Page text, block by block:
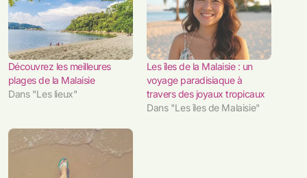
Découvrez les meilleures
plages de la Malaisie
Dans "Les lieux"
Les îles de la Malaisie : un
voyage paradisiaque à
travers des joyaux tropicaux
Dans "Les îles de Malaisie"